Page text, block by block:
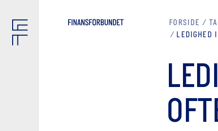
FORSIDE
LEDIGHED